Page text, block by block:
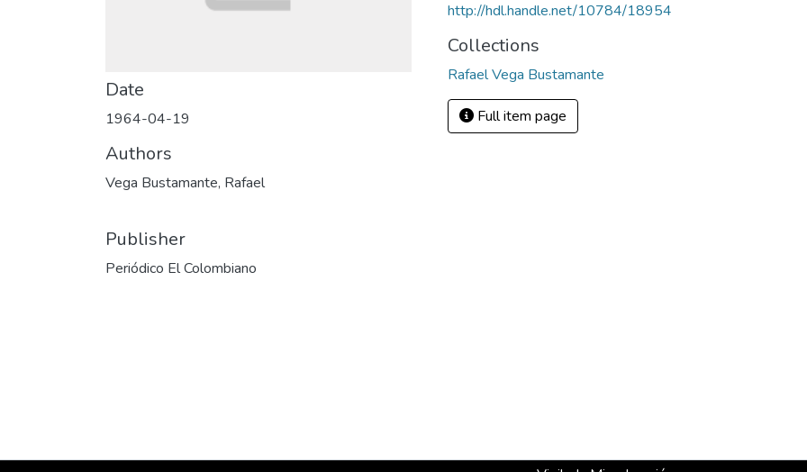
Date
1964-04-19
Authors
Vega Bustamante, Rafael
Publisher
Periódico El Colombiano
http://hdl.handle.net/10784/18954
Collections
Rafael Vega Bustamante
Full item page